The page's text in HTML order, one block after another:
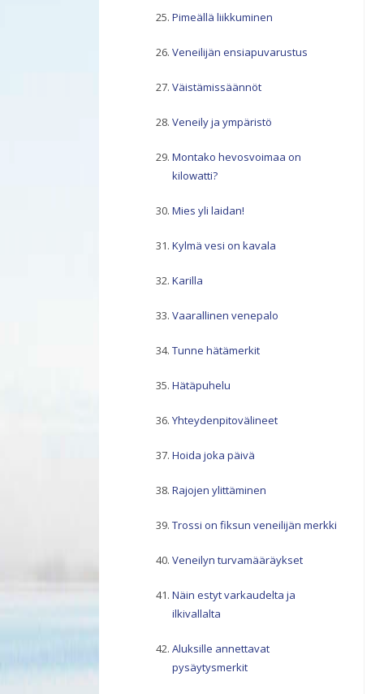
Pimeällä liikkuminen
Veneilijän ensiapuvarustus
Väistämissäännöt
Veneily ja ympäristö
Montako hevosvoimaa on
kilowatti?
Mies yli laidan!
Kylmä vesi on kavala
Karilla
Vaarallinen venepalo
Tunne hätämerkit
Hätäpuhelu
Yhteydenpitovälineet
Hoida joka päivä
Rajojen ylittäminen
Trossi on fiksun veneilijän merkki
Veneilyn turvamääräykset
Näin estyt varkaudelta ja
ilkivallalta
Aluksille annettavat
pysäytysmerkit